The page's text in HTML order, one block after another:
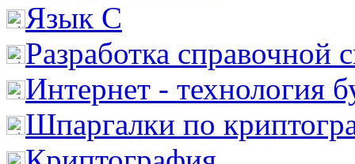
Язык С
Разработка справочной
Интернет - технология
Шпаргалки по